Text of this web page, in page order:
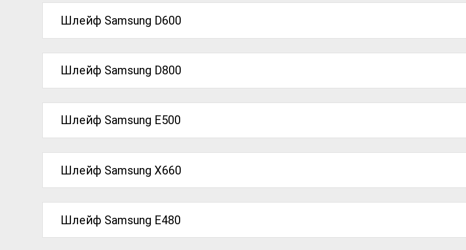
Шлейф Samsung E480
Шлейф Samsung X660
Шлейф Samsung E500
Шлейф Samsung D800
Шлейф Samsung D600